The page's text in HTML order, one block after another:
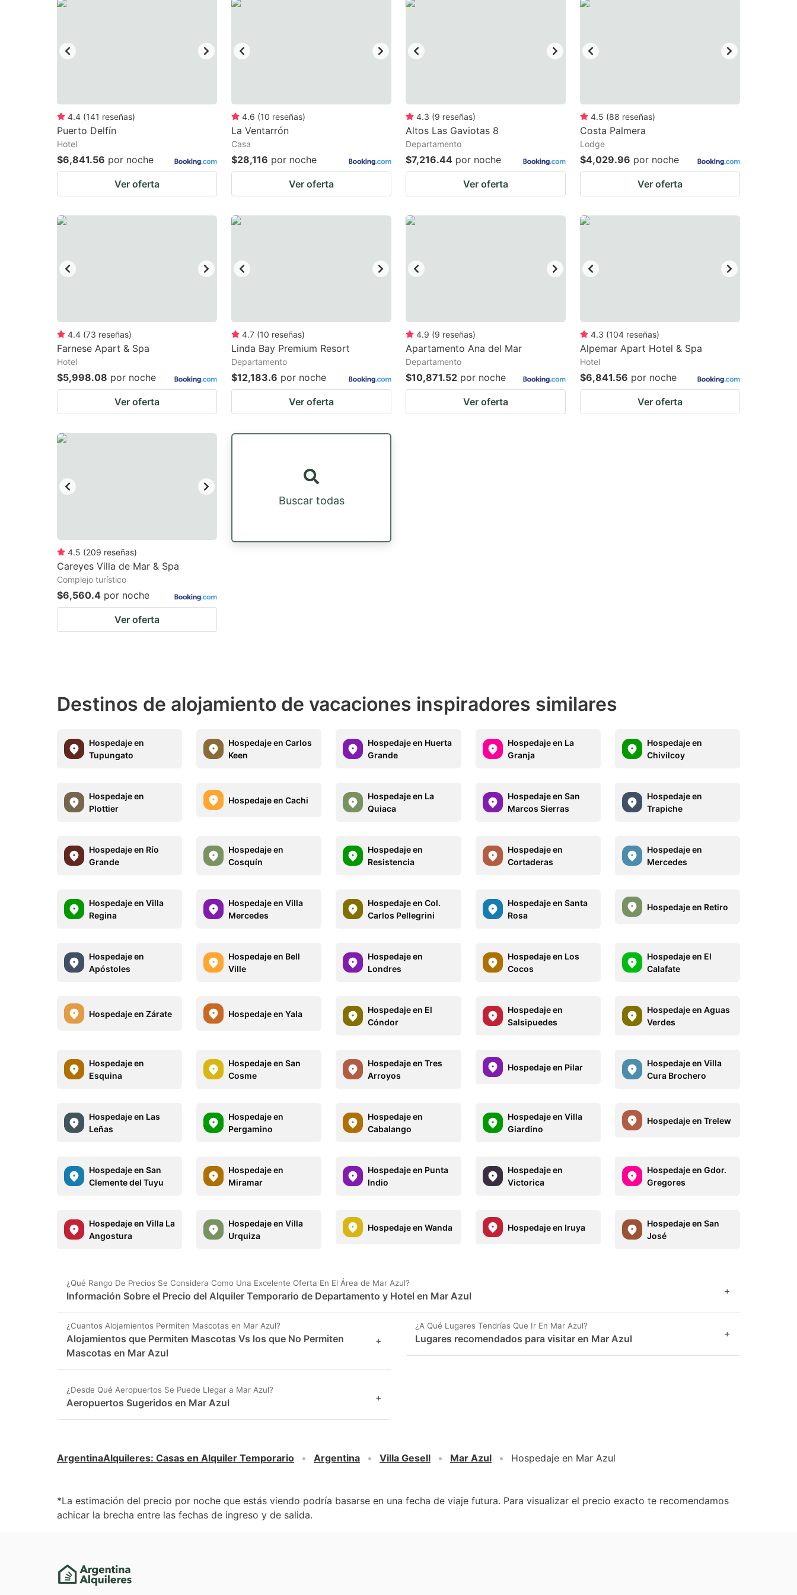
keyboard
shortcuts
for
changing
dates.
keyboard
shortcuts
for
changing
4.4 (141 reseñas)
Puerto Delfín
Hotel
$6,841.56 por noche
Ver oferta
4.6 (10 reseñas)
La Ventarrón
Casa
$28,116 por noche
Ver oferta
4.3 (9 reseñas)
Altos Las Gaviotas 8
Departamento
$7,216.44 por noche
Ver oferta
4.5 (88 reseñas)
Costa Palmera
Lodge
$4,029.96 por noche
Ver oferta
4.4 (73 reseñas)
Farnese Apart & Spa
Hotel
$5,998.08 por noche
Ver oferta
4.7 (10 reseñas)
Linda Bay Premium Resort
Departamento
$12,183.6 por noche
Ver oferta
4.9 (9 reseñas)
Apartamento Ana del Mar
Departamento
$10,871.52 por noche
Ver oferta
4.3 (104 reseñas)
Alpemar Apart Hotel & Spa
Hotel
$6,841.56 por noche
Ver oferta
4.5 (209 reseñas)
Careyes Villa de Mar & Spa
Complejo turístico
$6,560.4 por noche
Ver oferta
Buscar todas
Destinos de alojamiento de vacaciones inspiradores similares
Hospedaje en
Tupungato
Hospedaje en Carlos
Keen
Hospedaje en Huerta
Grande
Hospedaje en La
Granja
Hospedaje en
Chivilcoy
Hospedaje en
Plottier
Hospedaje en Cachi
Hospedaje en La
Quiaca
Hospedaje en San
Marcos Sierras
Hospedaje en
Trapiche
Hospedaje en Río
Grande
Hospedaje en
Cosquín
Hospedaje en
Resistencia
Hospedaje en
Cortaderas
Hospedaje en
Mercedes
Hospedaje en Villa
Regina
Hospedaje en Villa
Mercedes
Hospedaje en Col.
Carlos Pellegrini
Hospedaje en Santa
Rosa
Hospedaje en Retiro
Hospedaje en
Apóstoles
Hospedaje en Bell
Ville
Hospedaje en
Londres
Hospedaje en Los
Cocos
Hospedaje en El
Calafate
Hospedaje en Zárate Hospedaje en Yala
Hospedaje en El
Cóndor
Hospedaje en
Salsipuedes
Hospedaje en Aguas
Verdes
Hospedaje en
Esquina
Hospedaje en San
Cosme
Hospedaje en Tres
Arroyos
Hospedaje en Pilar
Hospedaje en Villa
Cura Brochero
Hospedaje en Las
Leñas
Hospedaje en
Pergamino
Hospedaje en
Cabalango
Hospedaje en Villa
Giardino
Hospedaje en Trelew
Hospedaje en San
Clemente del Tuyu
Hospedaje en
Miramar
Hospedaje en Punta
Indio
Hospedaje en
Victorica
Hospedaje en Gdor.
Gregores
Hospedaje en Villa La
Angostura
Hospedaje en Villa
Urquiza
Hospedaje en Wanda Hospedaje en Iruya
Hospedaje en San
José
¿Qué Rango De Precios Se Considera Como Una Excelente Oferta En El Área de Mar Azul?
Información Sobre el Precio del Alquiler Temporario de Departamento y Hotel en Mar Azul +
¿Cuantos Alojamientos Permiten Mascotas en Mar Azul?
Alojamientos que Permiten Mascotas Vs los que No Permiten
Mascotas en Mar Azul
+
¿A Qué Lugares Tendrías Que Ir En Mar Azul?
Lugares recomendados para visitar en Mar Azul +
¿Desde Qué Aeropuertos Se Puede Llegar a Mar Azul?
Aeropuertos Sugeridos en Mar Azul +
ArgentinaAlquileres: Casas en Alquiler Temporario Argentina Villa Gesell Mar Azul Hospedaje en Mar Azul
*La estimación del precio por noche que estás viendo podría basarse en una fecha de viaje futura. Para visualizar el precio exacto te recomendamos
achicar la brecha entre las fechas de ingreso y de salida.